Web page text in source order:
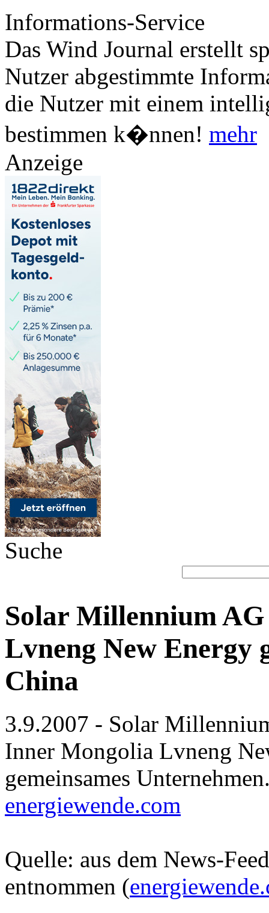
Informations-Service
Das Wind Journal erstellt
Nutzer abgestimmte
die Nutzer mit einem
bestimmen k�nnen! mehr
Anzeige
Suche
Solar Millennium
Lvneng New Energy
China
3.9.2007 - Solar
Inner Mongolia Lvneng
gemeinsames
energiewende.com
Quelle: aus dem News-
entnommen (